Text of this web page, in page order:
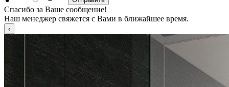
Спасибо за Ваше сообщение!
Наш менеджер свяжется с Вами в ближайшее время.